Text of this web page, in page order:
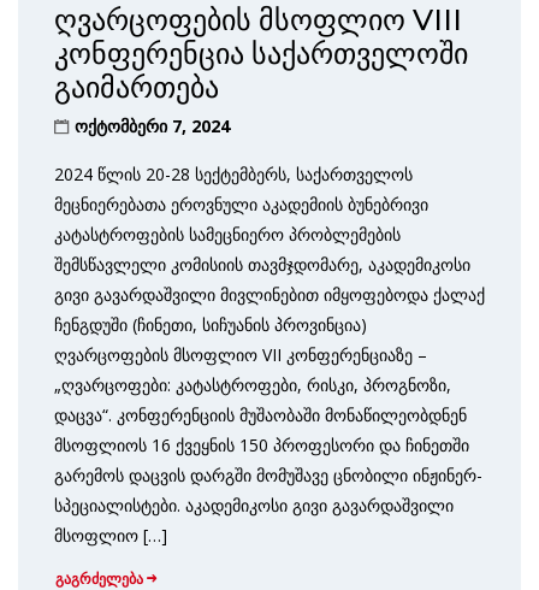
ღვარცოფების მსოფლიო VIII
კონფერენცია საქართველოში
გაიმართება
ოქტომბერი 7, 2024
2024 წლის 20-28 სექტემბერს, საქართველოს
მეცნიერებათა ეროვნული აკადემიის ბუნებრივი
კატასტროფების სამეცნიერო პრობლემების
შემსწავლელი კომისიის თავმჯდომარე, აკადემიკოსი
გივი გავარდაშვილი მივლინებით იმყოფებოდა ქალაქ
ჩენგდუში (ჩინეთი, სიჩუანის პროვინცია)
ღვარცოფების მსოფლიო VII კონფერენციაზე –
„ღვარცოფები: კატასტროფები, რისკი, პროგნოზი,
დაცვა“. კონფერენციის მუშაობაში მონაწილეობდნენ
მსოფლიოს 16 ქვეყნის 150 პროფესორი და ჩინეთში
გარემოს დაცვის დარგში მომუშავე ცნობილი ინჟინერ-
სპეციალისტები. აკადემიკოსი გივი გავარდაშვილი
მსოფლიო […]
გაგრძელება